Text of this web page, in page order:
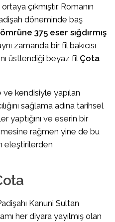
çıkmıştır. Romanın
döneminde baş
375 eser sığdırmış
zamanda bir fil bakıcısı
üstlendiği beyaz filÇota
ve kendisiyle yapılan
sağlama adına tarihsel
yaptığını ve eserin bir
rağmen yine de bu
eleştirilerden
Kanuni Sultan
her diyara yayılmış olan